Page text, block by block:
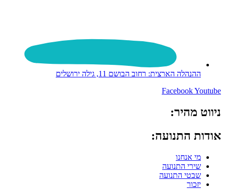
ההנהלה הארצית: רחוב הבושם 11, גילה ירושלים
FacebookYoutube
ניווט מהיר:
אודות התנועה:
מי אנחנו
שירי התנועה
שבטי התנועה
יזכור